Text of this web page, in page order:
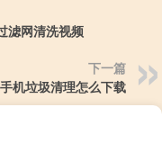
滤网清洗视频
下一篇
机垃圾清理怎么下载